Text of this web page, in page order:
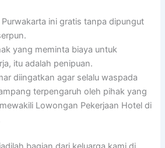
ini gratis tanpa dipungut
yang meminta biaya untuk
itu adalah penipuan.
diingatkan agar selalu waspada
terpengaruh oleh pihak yang
Lowongan Pekerjaan Hotel di